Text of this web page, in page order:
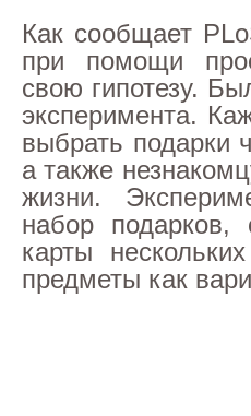
Как сообщает
при помощи
свою гипотезу.
эксперимента.
выбрать подарки
а также
жизни.
набор
карты
предметы как